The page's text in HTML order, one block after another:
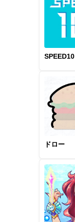
SPEED10
ドロー